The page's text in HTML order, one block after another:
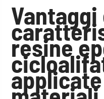
Vantaggi
resine